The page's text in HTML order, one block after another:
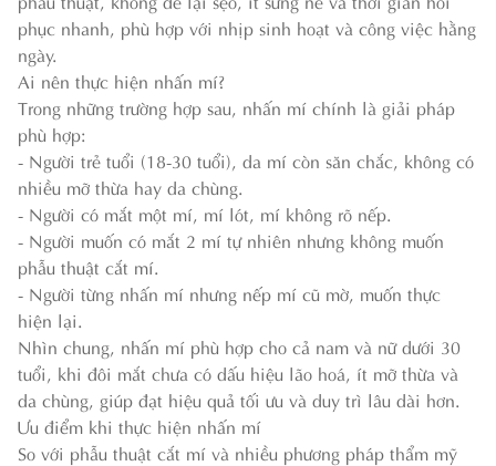
phục nhanh, phù hợp với nhịp sinh hoạt và công việc hằng
ngày.
Ai nên thực hiện nhấn mí?
Trong những trường hợp sau, nhấn mí chính là giải pháp
phù hợp:
- Người trẻ tuổi (18-30 tuổi), da mí còn săn chắc, không có
nhiều mỡ thừa hay da chùng.
- Người có mắt một mí, mí lót, mí không rõ nếp.
- Người muốn có mắt 2 mí tự nhiên nhưng không muốn
phẫu thuật cắt mí.
- Người từng nhấn mí nhưng nếp mí cũ mờ, muốn thực
hiện lại.
Nhìn chung, nhấn mí phù hợp cho cả nam và nữ dưới 30
tuổi, khi đôi mắt chưa có dấu hiệu lão hoá, ít mỡ thừa và
da chùng, giúp đạt hiệu quả tối ưu và duy trì lâu dài hơn.
Ưu điểm khi thực hiện nhấn mí
So với phẫu thuật cắt mí và nhiều phương pháp thẩm mỹ